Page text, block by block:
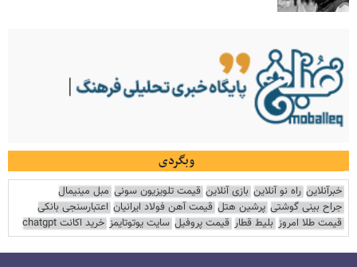
وبگردی
خبرآنلاین راه نو آنلاین بازی آنلاین قیمت تلویزیون سونی مبل مینیمال
جراح بینی گوشتی پرشین هتل قیمت آهن فولاد ایرانیان اعتبارسنجی بانکی
قیمت طلا امروز بلیط قطار قیمت پروفیل سایت یوتوتایمز خرید اکانت chatgpt